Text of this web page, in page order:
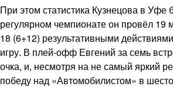
При этом статистика Кузнецова в
регулярном чемпионате он провёл 19
18 (6+12) результативными
игру. В плей-офф Евгений за семь
очка, и, несмотря на не самый яркий
победу над «Автомобилистом» в